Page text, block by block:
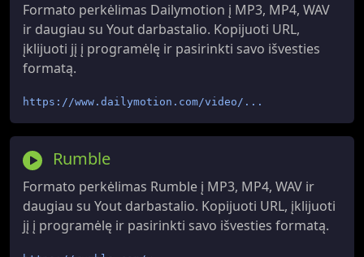
Formato perkėlimas Dailymotion į MP3, MP4, WAV
ir daugiau su Yout darbastalio. Kopijuoti URL,
įklijuoti jį į programėlę ir pasirinkti savo išvesties
formatą.
https://www.dailymotion.com/video/...
Rumble
Formato perkėlimas Rumble į MP3, MP4, WAV ir
daugiau su Yout darbastalio. Kopijuoti URL, įklijuoti
jį į programėlę ir pasirinkti savo išvesties formatą.